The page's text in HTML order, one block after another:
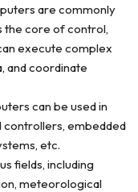
are commonly
the core of control,
execute complex
and coordinate
can be used in
controllers, embedded
etc.
fields, including
meteorological